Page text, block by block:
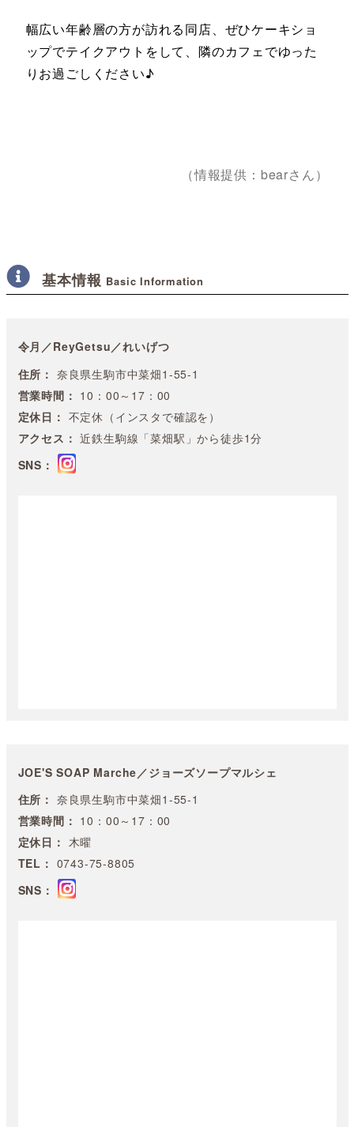
幅広い年齢層の方が訪れる同店、ぜひケーキショ
ップでテイクアウトをして、隣のカフェでゆった
りお過ごしください♪
（情報提供：bearさん）
基本情報 Basic Information
令月／ReyGetsu／れいげつ
住所： 奈良県生駒市中菜畑1-55-1
営業時間： 10：00～17：00
定休日： 不定休（インスタで確認を）
アクセス： 近鉄生駒線「菜畑駅」から徒歩1分
SNS：
JOE'S SOAP Marche／ジョーズソープマルシェ
住所： 奈良県生駒市中菜畑1-55-1
営業時間： 10：00～17：00
定休日： 木曜
TEL： 0743-75-8805
SNS：